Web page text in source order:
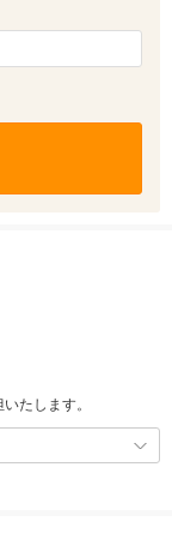
たします。